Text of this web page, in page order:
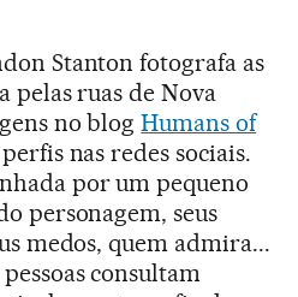
Stanton fotografa as
pelas ruas de Nova
no blogHumans of
nas redes sociais.
por um pequeno
personagem, seus
medos, quem admira...
consultam